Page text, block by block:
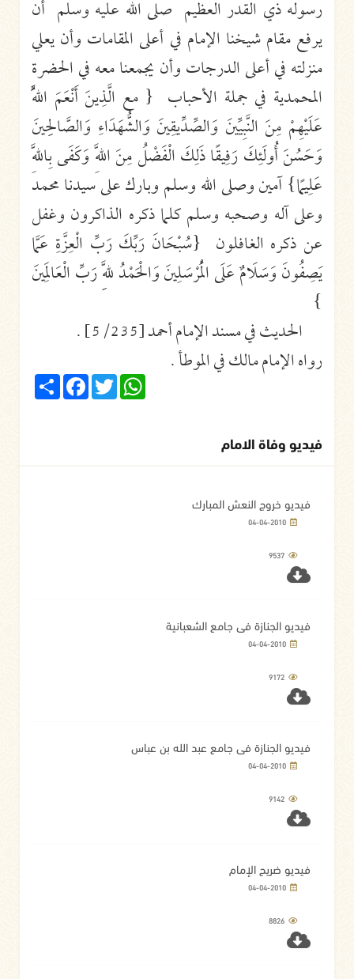
رسوله ذي القدر العظيم صلى الله عليه وسلم أن
يرفع مقام شيخنا الإمام في أعلى المقامات وأن يعلي
منزلته في أعلى الدرجات وأن يجمعنا معه في الحضرة
المحمدية في جملة الأحباب { مع الَّذِينَ أَنْعَمَ اللَّهُ
عَلَيْهِمْ مِنَ النَّبِيِّينَ وَالصِّدِّيقِينَ وَالشُّهَدَاءِ وَالصَّالِحِينَ
وَحَسُنَ أُولَئِكَ رَفِيقًا ذَلِكَ الْفَضْلُ مِنَ اللَّهِ وَكَفَى بِاللَّهِ
عَلِيمًا} آمين وصلى الله وسلم وبارك على سيدنا محمد
وعلى آله وصحبه وسلم كلما ذكره الذاكرون وغفل
عن ذكره الغافلون {سُبْحَانَ رَبِّكَ رَبِّ الْعِزَّةِ عَمَّا
يَصِفُونَ وَسَلَامٌ عَلَى الْمُرْسَلِينَ وَالْحَمْدُ لِلَّهِ رَبِّ الْعَالَمِينَ
}
الحديث في مسند الإمام أحمد [5/235] .
رواه الإمام مالك في الموطأ .
Share
FacebookTwitter
WhatsApp
فيديو وفاة الامام
فيديو خروج النعش المبارك
فيديو الجنازة في جامع الشعبانية
فيديو الجنازة في جامع عبد الله بن عباس
فيديو ضريح الإمام